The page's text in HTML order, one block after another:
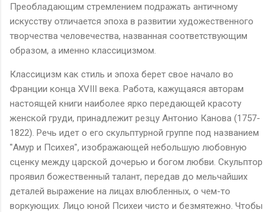
Преобладающим стремлением подражать античному
искусству отличается эпоха в развитии художественного
творчества человечества, названная соответствующим
образом, а именно классицизмом.
Классицизм как стиль и эпоха берет свое начало во
Франции конца XVIII века. Работа, кажущаяся авторам
настоящей книги наиболее ярко передающей красоту
женской груди, принадлежит резцу Антонио Канова (1757-
1822). Речь идет о его скульптурной группе под названием
"Амур и Психея", изображающей небольшую любовную
сценку между царской дочерью и богом любви. Скульптор
проявил божественный талант, передав до мельчайших
деталей выражение на лицах влюбленных, о чем-то
воркующих. Лицо юной Психеи чисто и безмятежно. Чтобы